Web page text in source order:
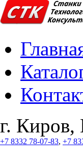
г. Киров,
+7 8332 78-07-83, +7